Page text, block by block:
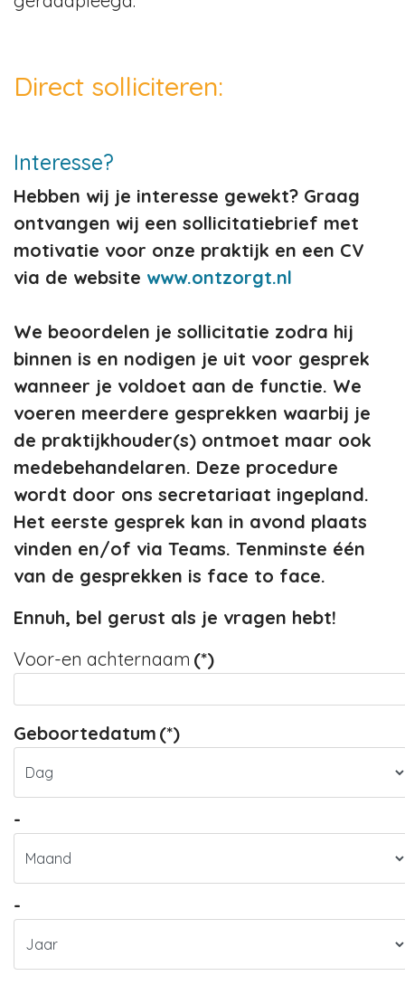
Direct solliciteren:
Interesse?
Hebben wij je interesse gewekt? Graag
ontvangen wij een sollicitatiebrief met
motivatie voor onze praktijk en een CV
via de website www.ontzorgt.nl
We beoordelen je sollicitatie zodra hij
binnen is en nodigen je uit voor gesprek
wanneer je voldoet aan de functie. We
voeren meerdere gesprekken waarbij je
de praktijkhouder(s) ontmoet maar ook
medebehandelaren. Deze procedure
wordt door ons secretariaat ingepland.
Het eerste gesprek kan in avond plaats
vinden en/of via Teams. Tenminste één
van de gesprekken is face to face.
Ennuh, bel gerust als je vragen hebt!
Voor-en achternaam (*)
Geboortedatum (*)
-
-